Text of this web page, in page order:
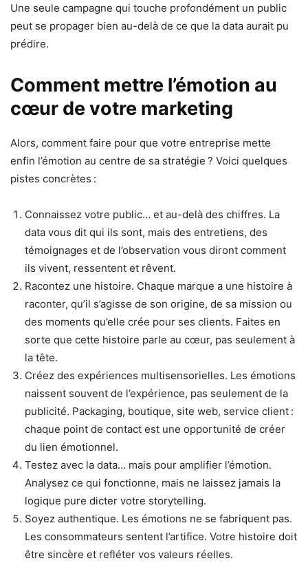
Une seule campagne qui touche profondément un public
peut se propager bien au-delà de ce que la data aurait pu
prédire.
Comment mettre l’émotion au
cœur de votre marketing
Alors, comment faire pour que votre entreprise mette
enfin l’émotion au centre de sa stratégie ? Voici quelques
pistes concrètes :
Connaissez votre public… et au-delà des chiffres. La
data vous dit qui ils sont, mais des entretiens, des
témoignages et de l’observation vous diront comment
ils vivent, ressentent et rêvent.
Racontez une histoire. Chaque marque a une histoire à
raconter, qu’il s’agisse de son origine, de sa mission ou
des moments qu’elle crée pour ses clients. Faites en
sorte que cette histoire parle au cœur, pas seulement à
la tête.
Créez des expériences multisensorielles. Les émotions
naissent souvent de l’expérience, pas seulement de la
publicité. Packaging, boutique, site web, service client :
chaque point de contact est une opportunité de créer
du lien émotionnel.
Testez avec la data… mais pour amplifier l’émotion.
Analysez ce qui fonctionne, mais ne laissez jamais la
logique pure dicter votre storytelling.
Soyez authentique. Les émotions ne se fabriquent pas.
Les consommateurs sentent l’artifice. Votre histoire doit
être sincère et refléter vos valeurs réelles.